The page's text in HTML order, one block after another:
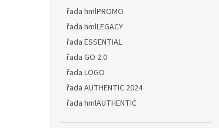
řada hmlPROMO
řada hmlLEGACY
řada ESSENTIAL
řada GO 2.0
řada LOGO
řada AUTHENTIC 2024
řada hmlAUTHENTIC